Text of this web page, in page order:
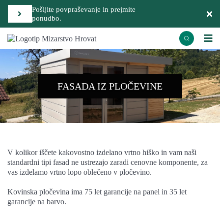
Pošljite povpraševanje in prejmite
ponudbo.
FASADA IZ PLOČEVINE
V kolikor iščete kakovostno izdelano vrtno hiško in vam naši
standardni tipi fasad ne ustrezajo zaradi cenovne komponente, za
vas izdelamo vrtno lopo oblečeno v pločevino.
Kovinska pločevina ima 75 let garancije na panel in 35 let
garancije na barvo.